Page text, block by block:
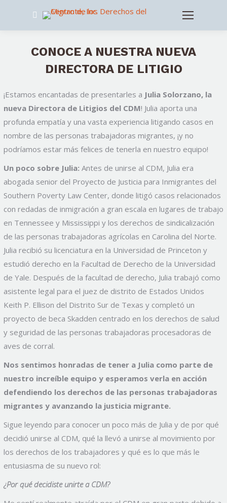
Search:
CONOCE A NUESTRA NUEVA
DIRECTORA DE LITIGIO
¡Estamos encantadas de presentarles a Julia Solorzano, la
nueva Directora de Litigios del CDM! Julia aporta una
profunda empatía y una vasta experiencia litigando casos en
nombre de las personas trabajadoras migrantes, ¡y no
podríamos estar más felices de tenerla en nuestro equipo!
Un poco sobre Julia: Antes de unirse al CDM, Julia era
abogada senior del Proyecto de Justicia para Inmigrantes del
Southern Poverty Law Center, donde litigó casos relacionados
con redadas de inmigración a gran escala en lugares de trabajo
en Tennessee y Mississippi y los derechos de sindicalización
de las personas trabajadoras agrícolas en Carolina del Norte.
Julia recibió su licenciatura en la Universidad de Princeton y
estudió derecho en la Facultad de Derecho de la Universidad
de Yale. Después de la facultad de derecho, Julia trabajó como
asistente legal para el juez de distrito de Estados Unidos
Keith P. Ellison del Distrito Sur de Texas y completó un
proyecto de beca Skadden centrado en los derechos de salud
y seguridad de las personas trabajadoras procesadoras de
aves de corral.
Nos sentimos honradas de tener a Julia como parte de
nuestro increíble equipo y esperamos verla en acción
defendiendo los derechos de las personas trabajadoras
migrantes y avanzando la justicia migrante.
Sigue leyendo para conocer un poco más de Julia y de por qué
decidió unirse al CDM, qué la llevó a unirse al movimiento por
los derechos de los trabajadores y qué es lo que más le
entusiasma de su nuevo rol:
¿Por qué decidiste unirte a CDM?